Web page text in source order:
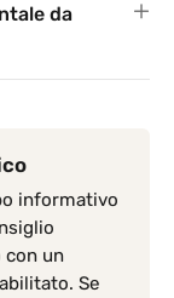
da
informativo
con un
Se